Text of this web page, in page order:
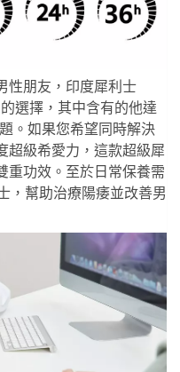
性朋友， 印度犀利士
選擇，其中含有的他達
。如果您希望同時解決
超級希愛力 ，這款超級犀
重功效。至於日常保養需
，幫助治療陽痿並改善男